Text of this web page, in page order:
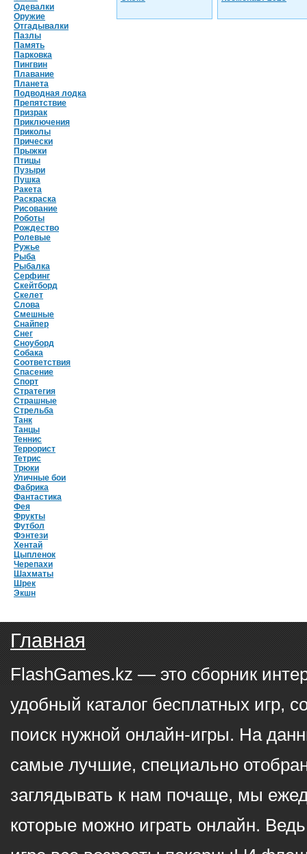
Одевалки
Оружие
Отгадывалки
Пазлы
Память
Парковка
Пингвин
Плавание
Планета
Подводная лодка
Препятствие
Призрак
Приключения
Приколы
Прически
Прыжки
Птицы
Пузыри
Пушка
Ракета
Раскраска
Рисование
Роботы
Рождество
Ролевые
Ружье
Рыба
Рыбалка
Серфинг
Скейтборд
Скелет
Слова
Смешные
Снайпер
Снег
Сноуборд
Собака
Соответствия
Спасение
Спорт
Стратегия
Страшные
Стрельба
Танк
Танцы
Теннис
Террорист
Тетрис
Трюки
Уличные бои
Фабрика
Фантастика
Фея
Фрукты
Футбол
Фэнтези
Хентай
Цыпленок
Черепахи
Шахматы
Шрек
Экшн
Главная
FlashGames.kz — это сборник
удобный каталог бесплатных игр,
поиск нужной онлайн-игры. На
самые лучшие, специально
заглядывать к нам почаще, мы
которые можно играть онлайн.